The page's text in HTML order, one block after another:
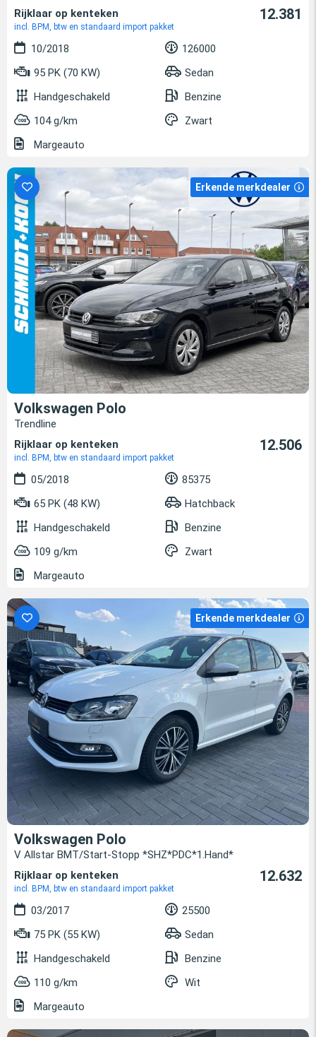
Rijklaar op kenteken
incl. BPM, btw en standaard import pakket
12.381
10/2018
126000
95 PK (70 KW)
Sedan
Handgeschakeld
Benzine
104 g/km
Zwart
Margeauto
Erkende merkdealer
Volkswagen Polo
Trendline
Rijklaar op kenteken
incl. BPM, btw en standaard import pakket
12.506
05/2018
85375
65 PK (48 KW)
Hatchback
Handgeschakeld
Benzine
109 g/km
Zwart
Margeauto
Erkende merkdealer
Volkswagen Polo
V Allstar BMT/Start-Stopp *SHZ*PDC*1.Hand*
Rijklaar op kenteken
incl. BPM, btw en standaard import pakket
12.632
03/2017
25500
75 PK (55 KW)
Sedan
Handgeschakeld
Benzine
110 g/km
Wit
Margeauto